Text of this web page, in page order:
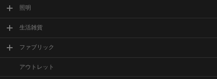
照明
生活雑貨
ファブリック
アウトレット